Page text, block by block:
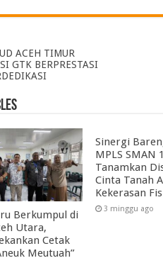
ACEH TIMUR
GTK BERPRESTASI
Berkumpul di
Utara,
Cetak
Meutuah”
Sinergi
MPLS SMAN
Tanamkan
Cinta Tanah
Kekerasan
3 minggu ago